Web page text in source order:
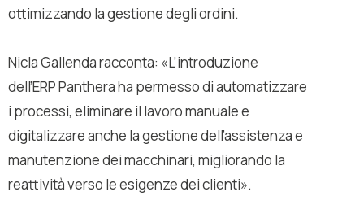
ottimizzando la gestione degli ordini.
Nicla Gallenda racconta: «L’introduzione
dell’ERP Panthera ha permesso di automatizzare
i processi, eliminare il lavoro manuale e
digitalizzare anche la gestione dell’assistenza e
manutenzione dei macchinari, migliorando la
reattività verso le esigenze dei clienti».